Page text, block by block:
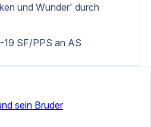
und Wunder' durch
SF/PPS an AS
sein Bruder